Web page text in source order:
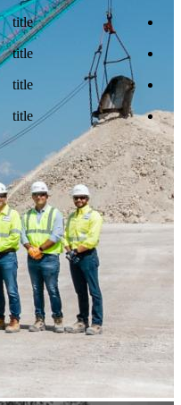
title
title
title
title